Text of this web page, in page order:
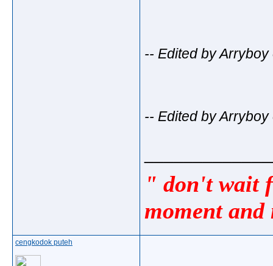
-- Edited by
-- Edited by
" don't wait
moment
cengkodok puteh